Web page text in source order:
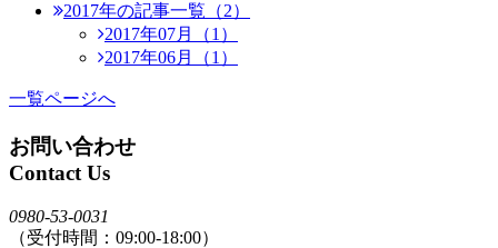
2017年の記事一覧（2）
2017年07月（1）
2017年06月（1）
一覧ページへ
お問い合わせ
Contact Us
0980-53-0031
（受付時間：09:00-18:00）